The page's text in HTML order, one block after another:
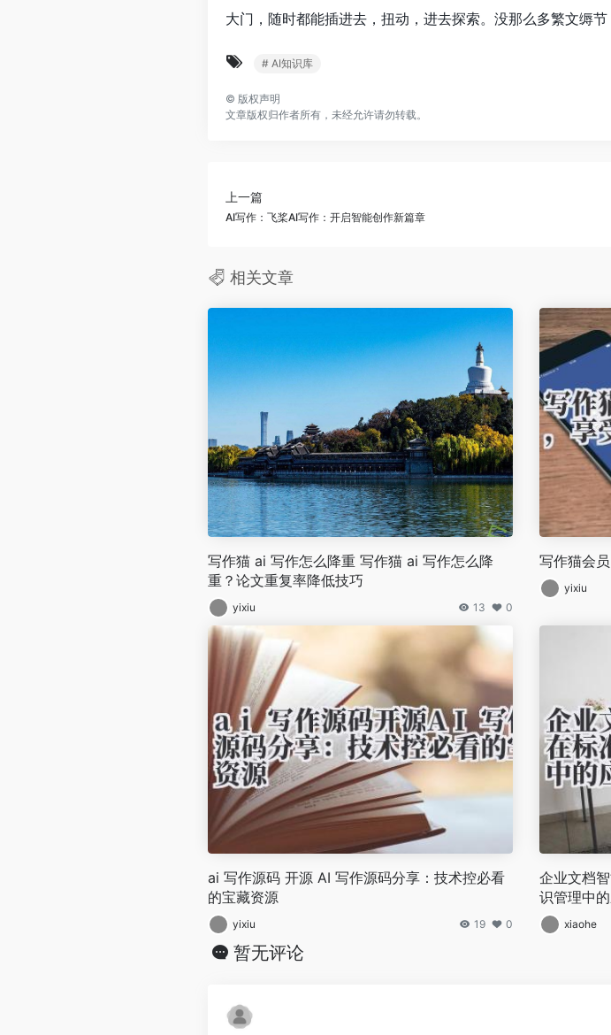
大门，随时都能插进去，扭动，进去探索。没那么多繁文缛
# AI知识库
© 版权声明
文章版权归作者所有，未经允许请勿转载。
上一篇
AI写作：飞桨AI写作：开启智能创作新篇章
相关文章
写作猫 ai 写作怎么降重 写作猫 ai 写作怎么降
重？论文重复率降低技巧
yixiu 13 0
写作猫会
yixiu
ai 写作源码 开源 AI 写作源码分享：技术控必看
的宝藏资源
yixiu 19 0
企业文档
识管理中
xiaohe
暂无评论